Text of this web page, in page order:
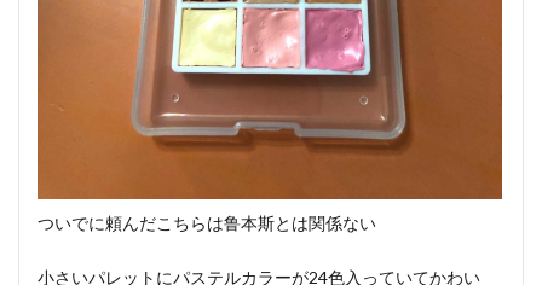
ついでに頼んだこちらは鲁本斯とは関係ない
小さいパレットにパステルカラーが24色入っていてかわい